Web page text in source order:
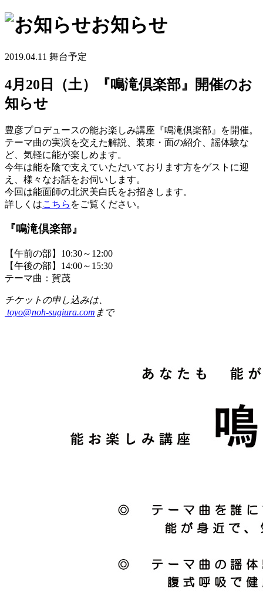
お知らせ
2019.04.11 舞台予定
4月20日（土）『鳴滝倶楽部』開催のお
知らせ
豊彦プロデュースの能お楽しみ講座『鳴滝倶楽部』を開催。
テーマ曲の実演を交えた解説、装束・面の紹介、謡体験な
ど、気軽に能が楽しめます。
今年は能を陰で支えていただいております方をゲストに迎
え、様々なお話をお伺いします。
今回は能面師の北沢美白氏をお招きします。
詳しくはこちら をご覧ください。
『鳴滝倶楽部』
【午前の部】10:30～12:00
【午後の部】14:00～15:30
テーマ曲：賀茂
チケットの申し込みは、
toyo@noh-sugiura.com まで